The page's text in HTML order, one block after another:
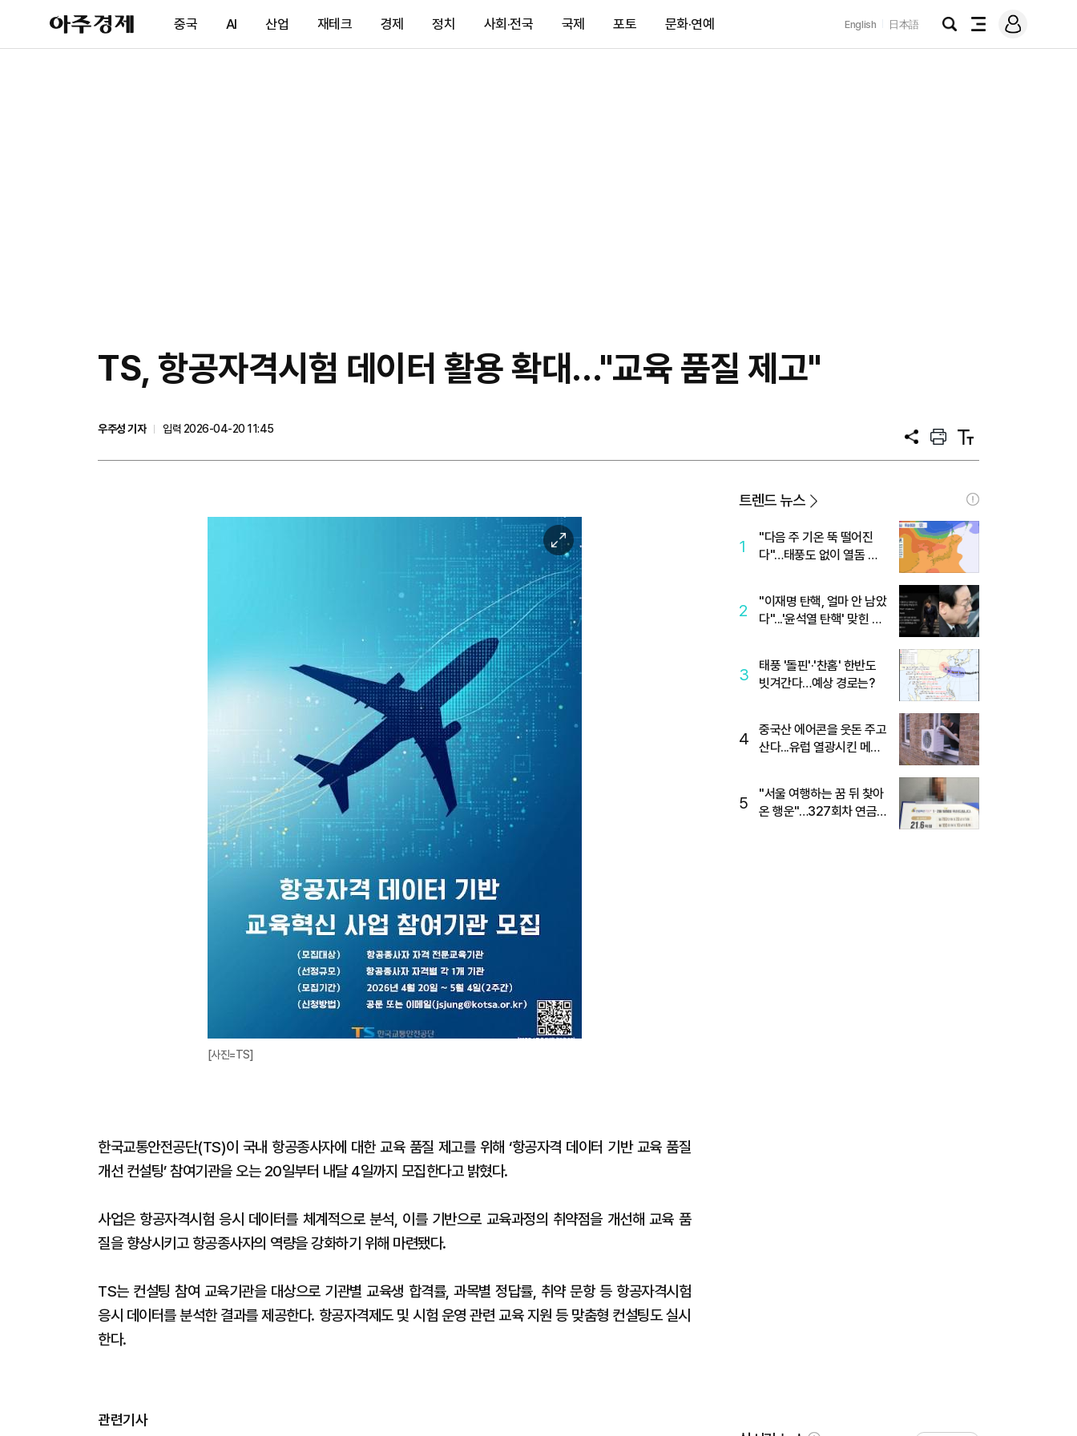
아
주
제
중국 AI 산업 재테크 경제 정치 사회·전국 국제 포토 문화·연예 English 日本語
검
전
메
그
TS, 항공자격시험 데이터 활용 확대…"교육 품질 제고"
우주성 기자
입력 2026-04-20 11:45
공
프
트
텍
트
이
미
지
확
대
[사진=TS]
한국교통안전공단(TS)이 국내 항공종사자에 대한 교육 품질 제고를 위해 ‘항공자격 데이터 기반 교육 품질
개선 컨설팅’ 참여기관을 오는 20일부터 내달 4일까지 모집한다고 밝혔다.
사업은 항공자격시험 응시 데이터를 체계적으로 분석, 이를 기반으로 교육과정의 취약점을 개선해 교육 품
질을 향상시키고 항공종사자의 역량을 강화하기 위해 마련됐다.
TS는 컨설팅 참여 교육기관을 대상으로 기관별 교육생 합격률, 과목별 정답률, 취약 문항 등 항공자격시험
응시 데이터를 분석한 결과를 제공한다. 항공자격제도 및 시험 운영 관련 교육 지원 등 맞춤형 컨설팅도 실시
한다.
관련기사
트렌드 뉴스
1
"다음 주 기온 뚝 떨어진
다"…태풍도 없이 열돔 박
2
"이재명 탄핵, 얼마 안 남았
다"...'윤석열 탄핵' 맞힌 무
3
태풍 '돌핀'·'찬홈' 한반도
빗겨간다…예상 경로는?
4
중국산 에어콘을 웃돈 주고
산다...유럽 열광시킨 메이
5
"서울 여행하는 꿈 뒤 찾아
온 행운"…327회차 연금